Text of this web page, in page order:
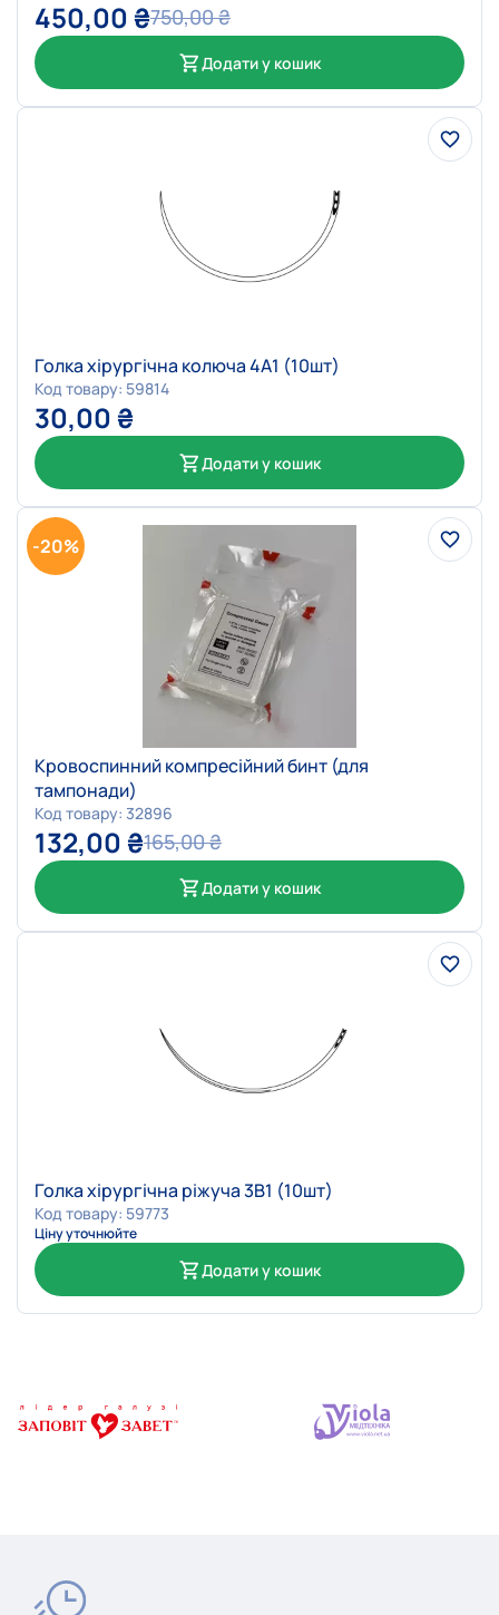
750,00₴
450,00 ₴
Додати у кошик
Голка хірургічна колюча 4А1 (10шт)
Код товару: 59814
30,00 ₴
Додати у кошик
-20%
Кровоспинний компресійний бинт (для
тампонади)
Код товару: 32896
165,00₴
132,00 ₴
Додати у кошик
Голка хірургічна ріжуча 3В1 (10шт)
Код товару: 59773
Ціну уточнюйте
Додати у кошик